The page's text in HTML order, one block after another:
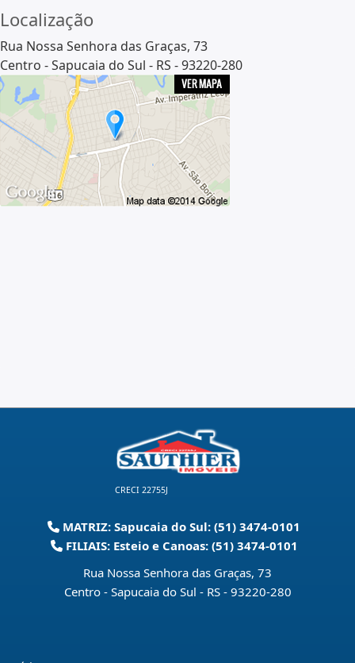
Localização
Rua Nossa Senhora das Graças, 73
Centro - Sapucaia do Sul - RS -93220-280
CRECI 22755J
MATRIZ: Sapucaia do Sul: (51) 3474-0101
FILIAIS: Esteio e Canoas: (51) 3474-0101
Rua Nossa Senhora das Graças, 73
Centro - Sapucaia do Sul - RS - 93220-280